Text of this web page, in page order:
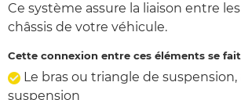
Ce système assure la liaison entre
châssis de votre véhicule.
Cette connexion entre ces éléments se
Le bras ou triangle de
suspension